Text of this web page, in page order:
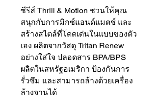
ซีรีส์ Thrill & Motion ชวนให้คุณ
สนุกกับการมิกซ์แอนด์แมตช์ และ
สร้างสไตล์ที่โดดเด่นในแบบของตัว
เอง ผลิตจากวัสดุ Tritan Renew
อย่างใส่ใจ ปลอดสาร BPA/BPS
ผลิตในสหรัฐอเมริกา ป้องกันการ
รั่วซึม และสามารถล้างด้วยเครื่อง
ล้างจานได้